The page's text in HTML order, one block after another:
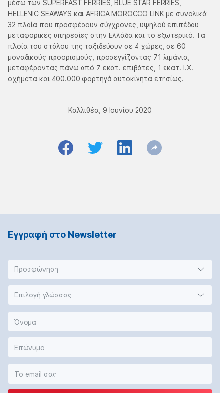
μέσω των SUPERFAST FERRIES, BLUE STAR FERRIES,
HELLENIC SEAWAYS και AFRICA MOROCCO LINK με συνολικά
32 πλοία που προσφέρουν σύγχρονες, υψηλού επιπέδου
μεταφορικές υπηρεσίες στην Ελλάδα και το εξωτερικό. Τα
πλοία του στόλου της ταξιδεύουν σε 4 χώρες, σε 60
μοναδικούς προορισμούς, προσεγγίζοντας 71 λιμάνια,
μεταφέροντας πάνω από 7 εκατ. επιβάτες, 1 εκατ. Ι.Χ.
οχήματα και 400.000 φορτηγά αυτοκίνητα ετησίως.
Καλλιθέα, 9 Ιουνίου 2020
Εγγραφή στο Νewsletter
Προσφώνηση
Επιλογή γλώσσας